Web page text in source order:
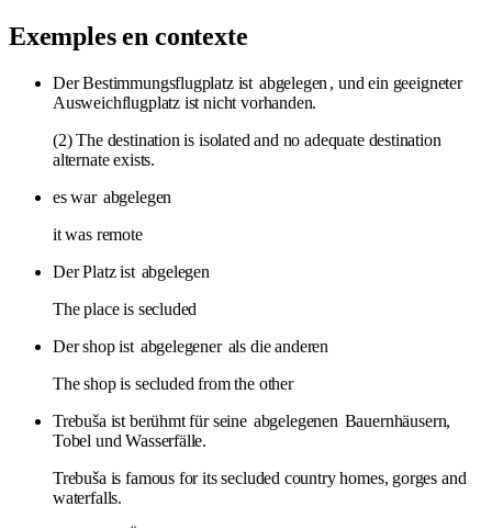
Exemples en contexte
Der Bestimmungsflugplatz ist abgelegen , und ein geeigneter
Ausweichflugplatz ist nicht vorhanden.
(2) The destination is isolated and no adequate destination
alternate exists.
es war abgelegen
it was remote
Der Platz ist abgelegen
The place is secluded
Der shop ist abgelegener als die anderen
The shop is secluded from the other
Trebuša ist berühmt für seine abgelegenen Bauernhäusern,
Tobel und Wasserfälle.
Trebuša is famous for its secluded country homes, gorges and
waterfalls.